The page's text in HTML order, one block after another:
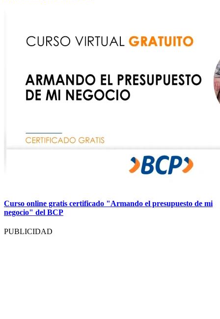
Curso online gratis certificado "Armando el presupuesto de mi
negocio" del BCP
PUBLICIDAD